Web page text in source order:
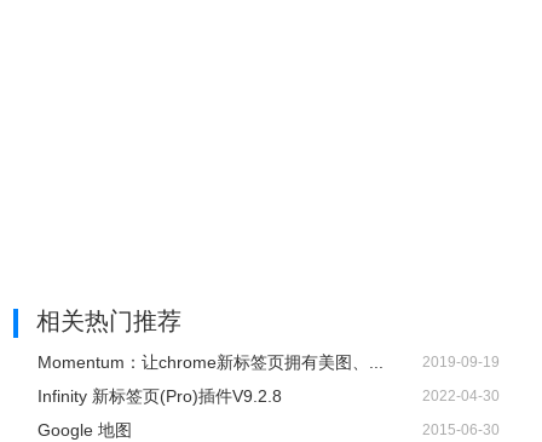
相关热门推荐
Momentum：让chrome新标签页拥有美图、... 2019-09-19
Infinity 新标签页(Pro)插件V9.2.8 2022-04-30
Google 地图 2015-06-30